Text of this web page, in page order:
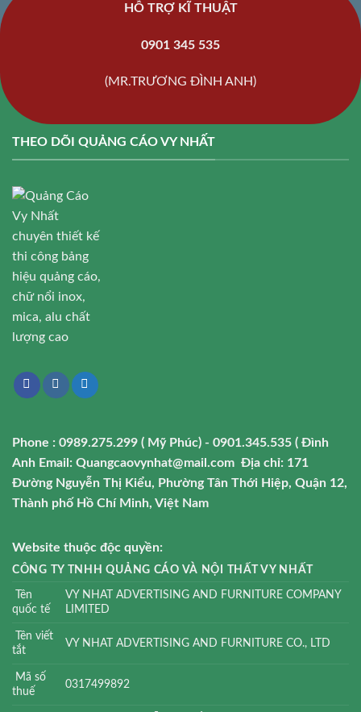
HỖ TRỢ KĨ THUẬT
0901 345 535
(MR.TRƯƠNG ĐÌNH ANH)
THEO DÕI QUẢNG CÁO VY NHẤT
Phone : 0989.275.299 ( Mỹ Phúc) - 0901.345.535 ( Đình
Anh Email: Quangcaovynhat@mail.com Địa chỉ: 171
Đường Nguyễn Thị Kiểu, Phường Tân Thới Hiệp, Quận 12,
Thành phố Hồ Chí Minh, Việt Nam
Website thuộc độc quyền:
CÔNG TY TNHH QUẢNG CÁO VÀ NỘI THẤT VY NHẤT
Tên
quốc tế
VY NHAT ADVERTISING AND FURNITURE COMPANY
LIMITED
Tên viết
tắt
VY NHAT ADVERTISING AND FURNITURE CO., LTD
Mã số
thuế
0317499892